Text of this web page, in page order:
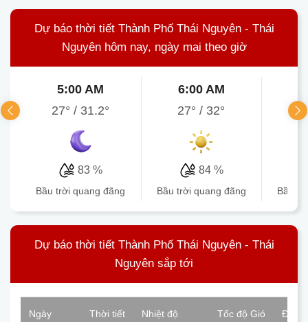
Dự báo thời tiết Thành Phố Thái Nguyên - Thái
Nguyên hôm nay, ngày mai theo giờ
5:00 AM
27°/ 31.2°
83 %
bầu trời quang đãng
6:00 AM
27°/ 32°
84 %
bầu trời quang đãng bầu
Dự báo thời tiết Thành Phố Thái Nguyên - Thái
Nguyên sắp tới
Ngày Thời tiết Nhiệt độ Tốc độ Gió Độ